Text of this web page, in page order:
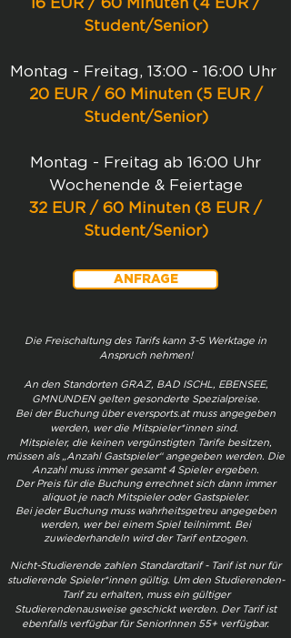
16 EUR / 60 Minuten (4 EUR /
Student/Senior)
Montag - Freitag, 13:00 - 16:00 Uhr
20 EUR / 60 Minuten (5 EUR /
Student/Senior)
Montag - Freitag ab 16:00 Uhr
Wochenende & Feiertage
32 EUR / 60 Minuten (8 EUR /
Student/Senior)
Die Freischaltung des Tarifs kann 3-5 Werktage in
Anspruch nehmen!
An den Standorten GRAZ, BAD ISCHL, EBENSEE,
GMNUNDEN gelten gesonderte Spezialpreise.
Bei der Buchung über eversports.at muss angegeben
werden, wer die Mitspieler*innen sind.
Mitspieler, die keinen vergünstigten Tarife besitzen,
müssen als „Anzahl Gastspieler“ angegeben werden. Die
Anzahl muss immer gesamt 4 Spieler ergeben.
Der Preis für die Buchung errechnet sich dann immer
aliquot je nach Mitspieler oder Gastspieler.
Bei jeder Buchung muss wahrheitsgetreu angegeben
werden, wer bei einem Spiel teilnimmt. Bei
zuwiederhandeln wird der Tarif entzogen.
Nicht-Studierende zahlen Standardtarif - Tarif ist nur für
studierende Spieler*innen gültig. Um den Studierenden-
Tarif zu erhalten, muss ein gültiger
Studierendenausweise geschickt werden. Der Tarif ist
ebenfalls verfügbar für SeniorInnen 55+ verfügbar.
ANFRAGE